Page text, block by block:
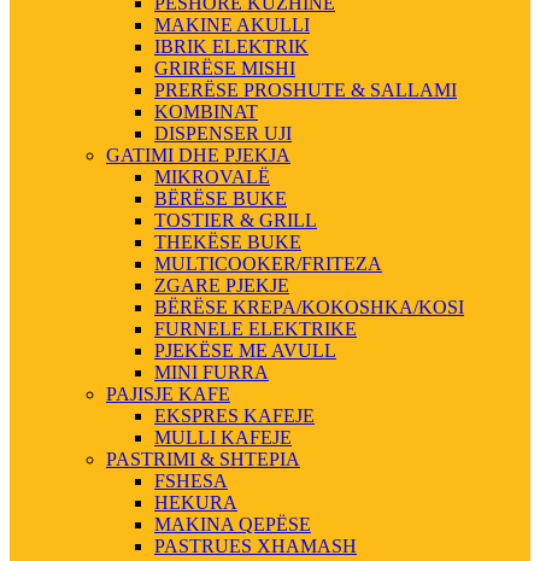
MAKINE AKULLI
IBRIK ELEKTRIK
GRIRËSE MISHI
PRERËSE PROSHUTE & SALLAMI
KOMBINAT
DISPENSER UJI
GATIMI DHE PJEKJA
MIKROVALË
BËRËSE BUKE
TOSTIER & GRILL
THEKËSE BUKE
MULTICOOKER/FRITEZA
ZGARE PJEKJE
BËRËSE KREPA/KOKOSHKA/KOSI
FURNELE ELEKTRIKE
PJEKËSE ME AVULL
MINI FURRA
PAJISJE KAFE
EKSPRES KAFEJE
MULLI KAFEJE
PASTRIMI & SHTEPIA
FSHESA
HEKURA
MAKINA QEPËSE
PASTRUES XHAMASH